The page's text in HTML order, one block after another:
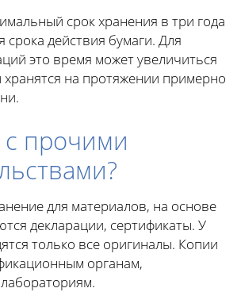
срок хранения в три года
срока действия бумаги. Для
это время может увеличиться
хранятся на протяжении примерно
с прочими
для материалов, на основе
декларации, сертификаты. У
только все оригиналы. Копии
органам,